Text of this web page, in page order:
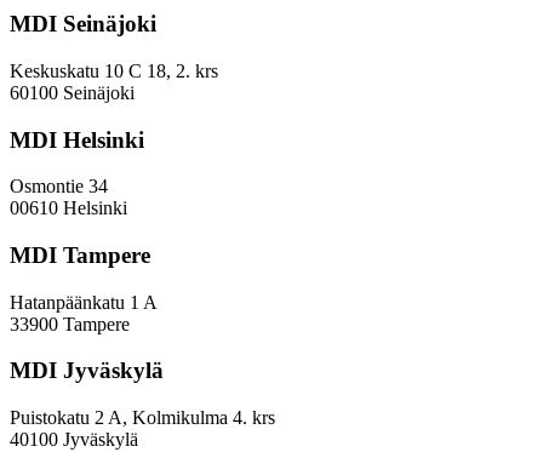
parantaa
EVP-
indeksissä?
MDI Seinäjoki
Keskuskatu 10 C 18, 2. krs
60100 Seinäjoki
MDI Helsinki
Osmontie 34
00610 Helsinki
MDI Tampere
Hatanpäänkatu 1 A
33900 Tampere
MDI Jyväskylä
Puistokatu 2 A, Kolmikulma 4. krs
40100 Jyväskylä